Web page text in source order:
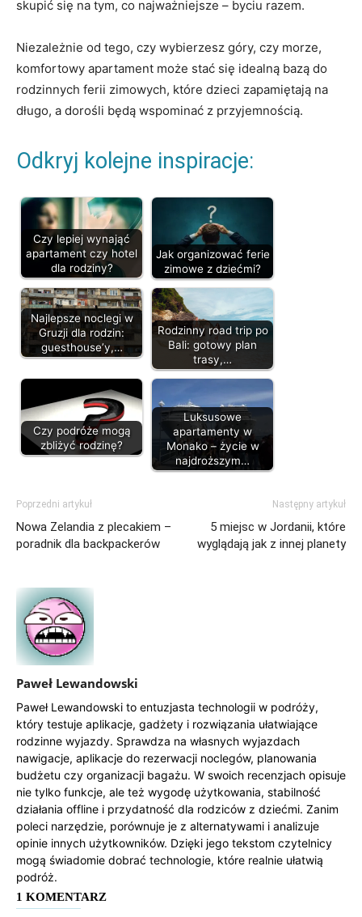
skupić się na tym, co najważniejsze – byciu razem.
Niezależnie od tego, czy wybierzesz góry, czy morze,
komfortowy apartament może stać się idealną bazą do
rodzinnych ferii zimowych, które dzieci zapamiętają na
długo, a dorośli będą wspominać z przyjemnością.
Odkryj kolejne inspiracje:
Czy lepiej wynająć
apartament czy hotel
dla rodziny?
Jak organizować ferie
zimowe z dziećmi?
Najlepsze noclegi w
Gruzji dla rodzin:
guesthouse’y,…
Rodzinny road trip po
Bali: gotowy plan
trasy,…
Czy podróże mogą
zbliżyć rodzinę?
Luksusowe
apartamenty w
Monako – życie w
najdroższym…
Poprzedni artykuł
Nowa Zelandia z plecakiem –
poradnik dla backpackerów
Następny artykuł
5 miejsc w Jordanii, które
wyglądają jak z innej planety
Paweł Lewandowski
Paweł Lewandowski to entuzjasta technologii w podróży,
który testuje aplikacje, gadżety i rozwiązania ułatwiające
rodzinne wyjazdy. Sprawdza na własnych wyjazdach
nawigacje, aplikacje do rezerwacji noclegów, planowania
budżetu czy organizacji bagażu. W swoich recenzjach opisuje
nie tylko funkcje, ale też wygodę użytkowania, stabilność
działania offline i przydatność dla rodziców z dziećmi. Zanim
poleci narzędzie, porównuje je z alternatywami i analizuje
opinie innych użytkowników. Dzięki jego tekstom czytelnicy
mogą świadomie dobrać technologie, które realnie ułatwią
podróż.
1 KOMENTARZ